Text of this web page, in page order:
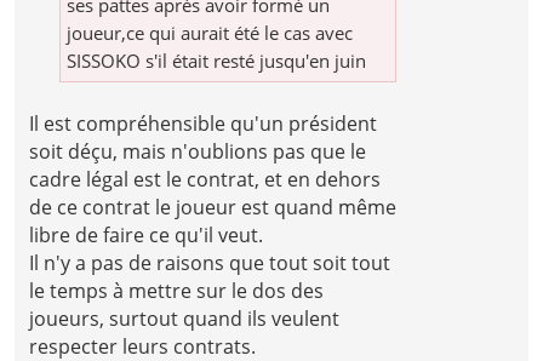
joueur,ce qui aurait été le cas avec
SISSOKO s'il était resté jusqu'en juin
Il est compréhensible qu'un président
soit déçu, mais n'oublions pas que le
cadre légal est le contrat, et en dehors
de ce contrat le joueur est quand même
libre de faire ce qu'il veut.
Il n'y a pas de raisons que tout soit tout
le temps à mettre sur le dos des
joueurs, surtout quand ils veulent
respecter leurs contrats.